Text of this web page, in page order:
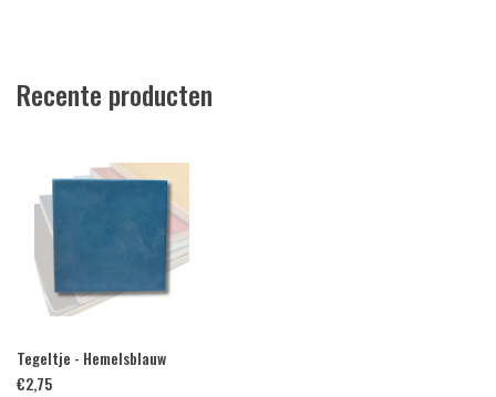
Recente producten
Tegeltje - Hemelsblauw
€2,75